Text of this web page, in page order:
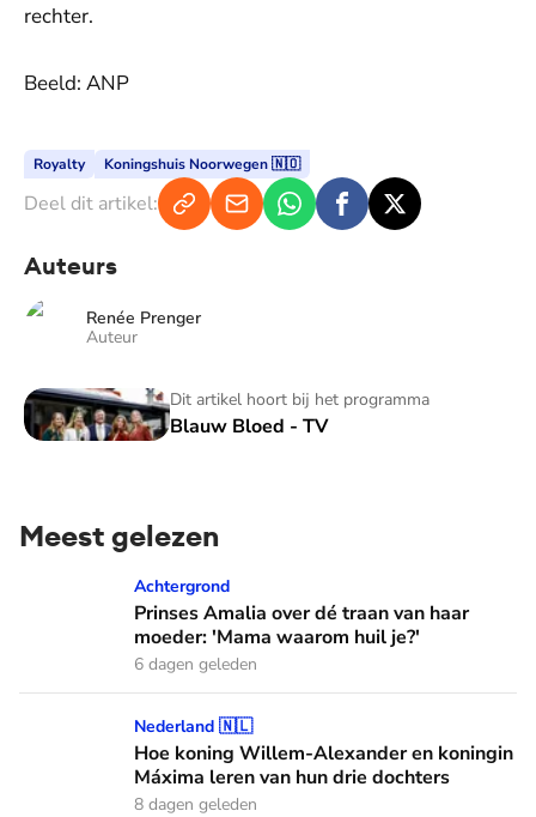
rechter.
Beeld: ANP
Royalty Koningshuis Noorwegen 🇳🇴
Deel dit artikel:
Auteurs
Renée Prenger
Auteur
Dit artikel hoort bij het programma
Blauw Bloed - TV
Blauw Bloed - TV
Meest gelezen
Prinses Amalia over dé traan van haar moeder: 'Mama
Achtergrond
Prinses Amalia over dé traan van haar
moeder: 'Mama waarom huil je?'
6 dagen geleden
Hoe koning Willem-Alexander en koningin Máxima leren
Nederland 🇳🇱
Hoe koning Willem-Alexander en koningin
Máxima leren van hun drie dochters
8 dagen geleden